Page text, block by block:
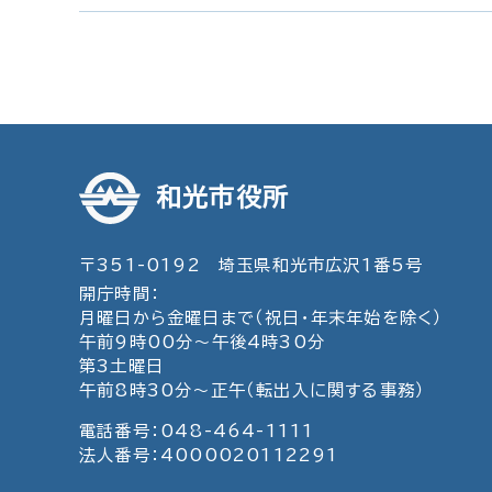
和光市役所
〒351-0192 埼玉県和光市広沢1番5号
開庁時間：
月曜日から金曜日まで（祝日・年末年始を除く）
午前9時00分～午後4時30分
第3土曜日
午前8時30分～正午（転出入に関する事務）
電話番号：048-464-1111
法人番号：4000020112291